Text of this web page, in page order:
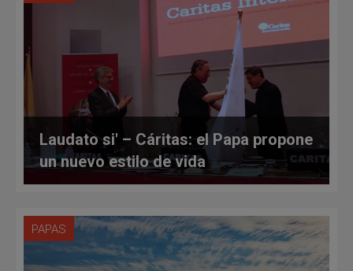
Laudato si' – Cáritas: el Papa propone
un nuevo estilo de vida
PAPAS